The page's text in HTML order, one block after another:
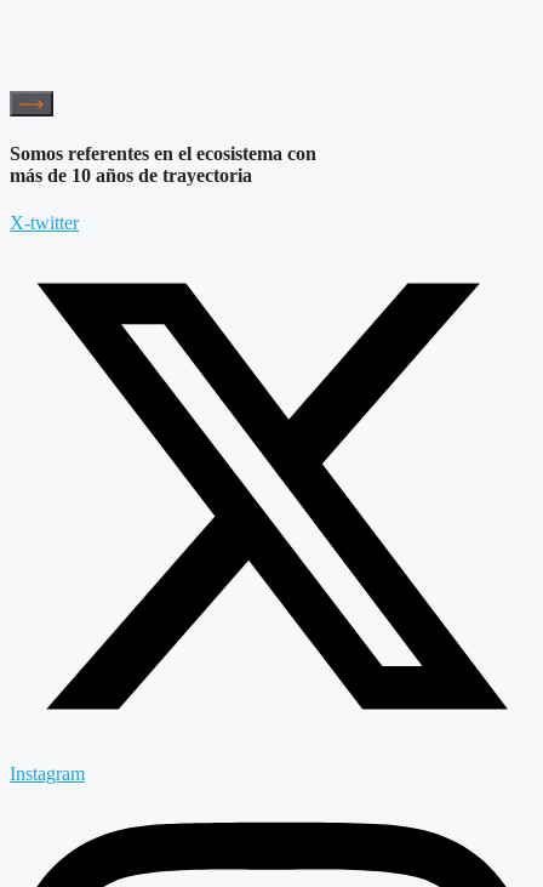
Somos referentes en el ecosistema con
más de 10 años de trayectoria
X-twitter
Instagram